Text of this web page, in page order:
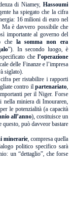
di Niamey, Hassoumi
ha spiegato che la cifra
16 milioni di euro nel
è davvero possibile che
importante al governo del
che la somma non era
”). In secondo luogo, è
che l’operazione
delle Finanze e l’impresa
siglato).
per ristabilire i rapporti
contro il partenariato,
per il Niger. Forse
nella miniera di Imouraren,
le potenzialità (a capacità
all’anno), costituisce un
questo, può davveor bastare
minerarie, compresa quella
politico specifico sarà
un “dettaglio”, che forse